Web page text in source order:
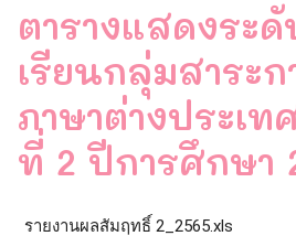
ตารางแสดงระ
เรียนกลุ่มสาระก
ภาษาต่างประเท
ที่ 2 ปีการศึกษา